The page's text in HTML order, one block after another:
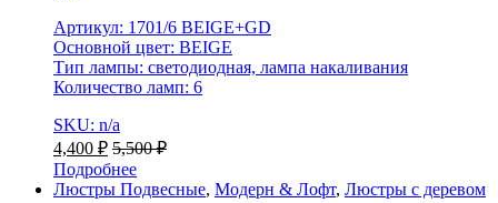
Артикул: 1701/6 BEIGE+GD
Основной цвет: BEIGE
Тип лампы: светодиодная, лампа накаливания
Количество ламп: 6
SKU: n/a
4,400 ₽ 5,500₽
Подробнее
Люстры Подвесные, Модерн & Лофт, Люстры с деревом